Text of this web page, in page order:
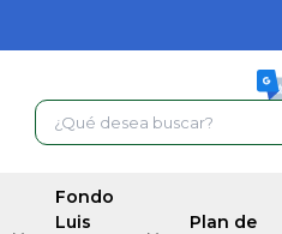
Fondo
Luis
Plan de